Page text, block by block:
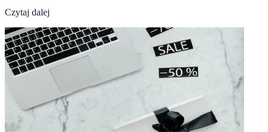
Czytaj dalej